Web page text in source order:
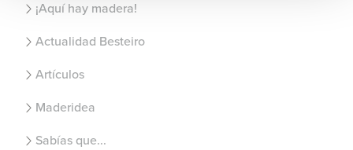
¡Aquí hay madera!
Actualidad Besteiro
Artículos
Maderidea
Sabías que...